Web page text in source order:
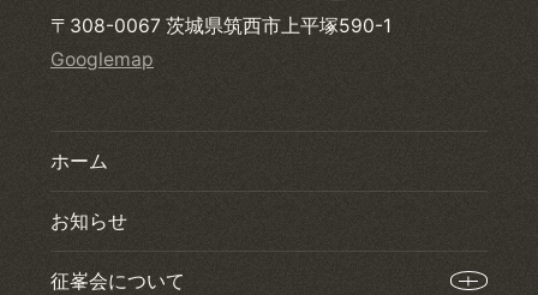
〒308-0067 茨城県筑西市上平塚590-1
Googlemap
ホーム
お知らせ
征峯会について